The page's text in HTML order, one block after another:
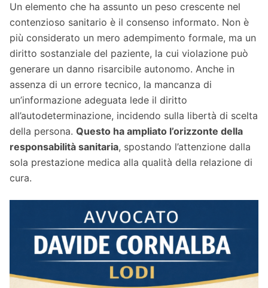
Un elemento che ha assunto un peso crescente nel
contenzioso sanitario è il consenso informato. Non è
più considerato un mero adempimento formale, ma un
diritto sostanziale del paziente, la cui violazione può
generare un danno risarcibile autonomo. Anche in
assenza di un errore tecnico, la mancanza di
un’informazione adeguata lede il diritto
all’autodeterminazione, incidendo sulla libertà di scelta
della persona. Questo ha ampliato l’orizzonte della
responsabilità sanitaria, spostando l’attenzione dalla
sola prestazione medica alla qualità della relazione di
cura.